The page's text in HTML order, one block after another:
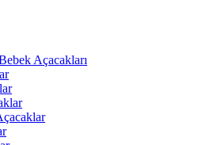
Açacakları